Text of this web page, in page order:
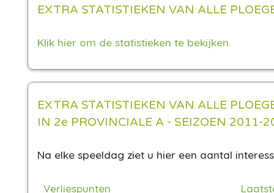
EXTRA STATISTIEKEN VAN ALLE
Klik hier om de statistieken te bekijken.
EXTRA STATISTIEKEN VAN ALLE
IN 2e PROVINCIALE A - SEIZOEN 2011-
Na elke speeldag ziet u hier een aantal
Verliespunten